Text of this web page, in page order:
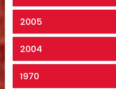
2005
2004
1970